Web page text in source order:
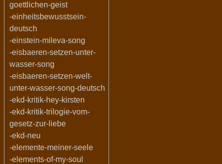
goettlichen-geist
-einheitsbewusstsein-
deutsch
-einstein-mileva-song
-eisbaeren-setzen-unter-
wasser-song
-eisbaeren-setzen-welt-
unter-wasser-song-deutsch
-ekd-kritik-hey-kirsten
-ekd-kritik-trilogie-vom-
gesetz-zur-liebe
-ekd-neu
-elemente-meiner-seele
-elements-of-my-soul